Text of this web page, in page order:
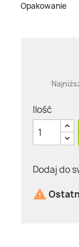
Opakowanie
Ilość
Dodaj do
